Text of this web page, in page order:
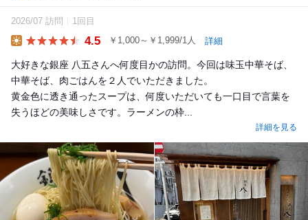
2026/07 訪問 1回目
4.5 ￥1,000～￥1,999/1人 詳細
大好きな銀座 八五さんへ何度目かの訪問。今回は味玉中華そば、
中華そば、肉ごはんを２人でいただきました。
黄金色に透き通ったスープは、何度いただいても一口目で言葉を
失うほどの美味しさです。ラーメンの枠...
詳細を見る